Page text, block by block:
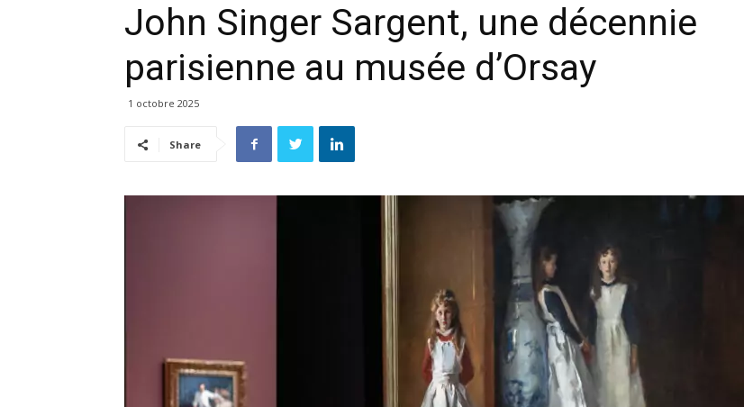
VOX
John Singer Sargent, une décennie
parisienne au musée d’Orsay
1 octobre 2025
Share